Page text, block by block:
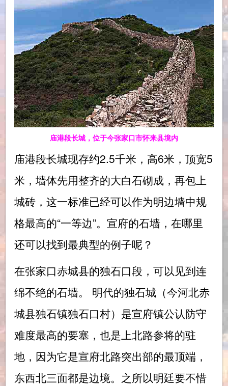
庙港段长城，位于今张家口市怀来县境内
庙港段长城现存约2.5千米，高6米，顶宽5
米，墙体先用整齐的大白石砌成，再包上
城砖，这一标准已经可以作为明边墙中规
格最高的“一等边”。宣府的石墙，在哪里
还可以找到最典型的例子呢？
在张家口赤城县的独石口段，可以见到连
绵不绝的石墙。 明代的独石城（今河北赤
城县独石镇独石口村）是宣府镇公认防守
难度最高的要塞，也是上北路参将的驻
地，因为它是宣府北路突出部的最顶端，
东西北三面都是边境。之所以明廷要不惜